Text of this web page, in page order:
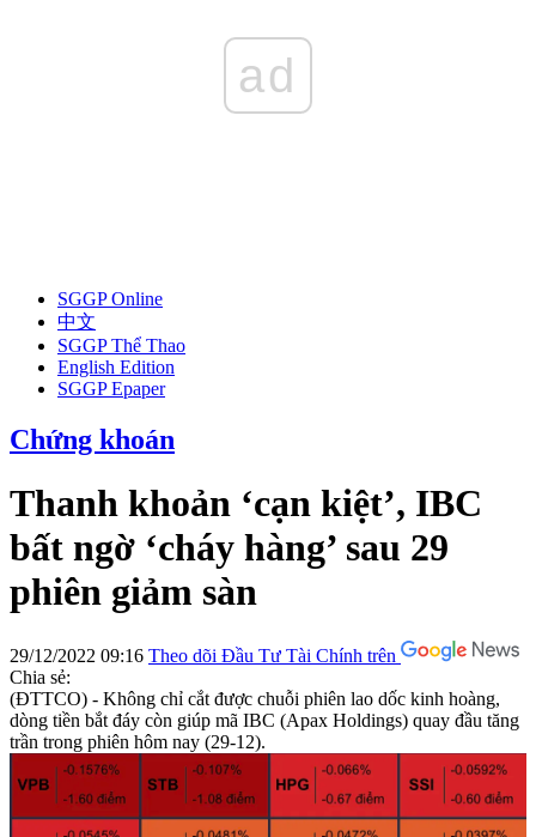
ad
SGGP Online
中文
SGGP Thể Thao
English Edition
SGGP Epaper
Chứng khoán
Thanh khoản ‘cạn kiệt’, IBC
bất ngờ ‘cháy hàng’ sau 29
phiên giảm sàn
29/12/2022 09:16 Theo dõi Đầu Tư Tài Chính trên
Chia sẻ:
(ĐTTCO) - Không chỉ cắt được chuỗi phiên lao dốc kinh hoàng,
dòng tiền bắt đáy còn giúp mã IBC (Apax Holdings) quay đầu tăng
trần trong phiên hôm nay (29-12).